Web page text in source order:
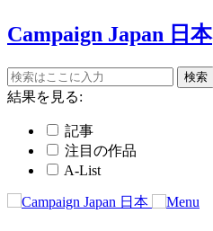
Campaign Japan 日本
結果を見る:
記事
注目の作品
A-List